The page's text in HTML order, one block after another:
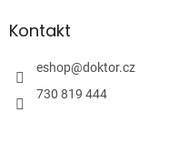
Kontakt
eshop@doktor.cz
730 819 444